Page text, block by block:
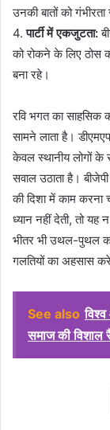
उनकी बातों को
4.पार्टी में एकजुटता:
को रोकने के लिए ठोस
बना रहे।
रवि भगत का साहसिक
सामने लाता है।
केवल स्थानीय लोगों के
सवाल उठाता है।
की दिशा में काम करना
ध्यान नहीं देती, तो यह
भीतर भी उथल-पुथल
गलतियों का अहसास
See also
समाज की